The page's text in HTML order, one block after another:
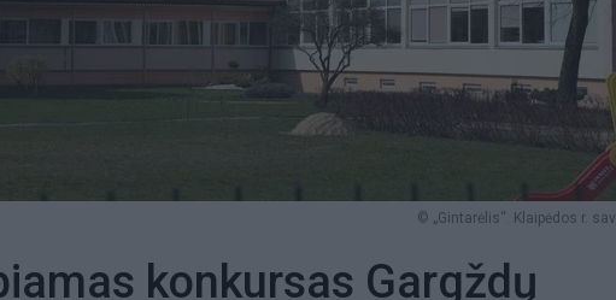
© „Gintarėlis“. Klaipėdos r.
konkursas Gargždų